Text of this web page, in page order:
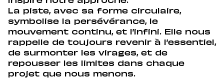
La piste, avec sa forme circulaire,
symbolise la persévérance, le
mouvement continu, et l’infini. Elle nous
rappelle de toujours revenir à l’essentiel,
de surmonter les virages, et de
repousser les limites dans chaque
projet que nous menons.